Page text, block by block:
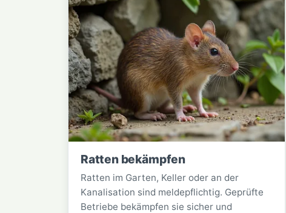
Ratten bekämpfen
Ratten im Garten, Keller oder an der
Kanalisation sind meldepflichtig. Geprüfte
Betriebe bekämpfen sie sicher und